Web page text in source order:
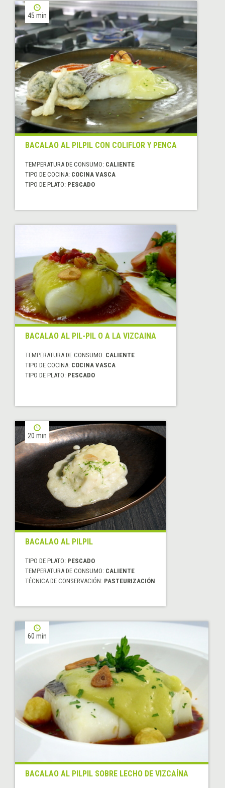
45 min
BACALAO AL PILPIL CON COLIFLOR Y PENCA
TEMPERATURA DE CONSUMO: CALIENTE
TIPO DE COCINA: COCINA VASCA
TIPO DE PLATO: PESCADO
BACALAO AL PIL-PIL O A LA VIZCAINA
TEMPERATURA DE CONSUMO: CALIENTE
TIPO DE COCINA: COCINA VASCA
TIPO DE PLATO: PESCADO
20 min
BACALAO AL PILPIL
TIPO DE PLATO: PESCADO
TEMPERATURA DE CONSUMO: CALIENTE
TÉCNICA DE CONSERVACIÓN: PASTEURIZACIÓN
60 min
BACALAO AL PILPIL SOBRE LECHO DE VIZCAÍNA